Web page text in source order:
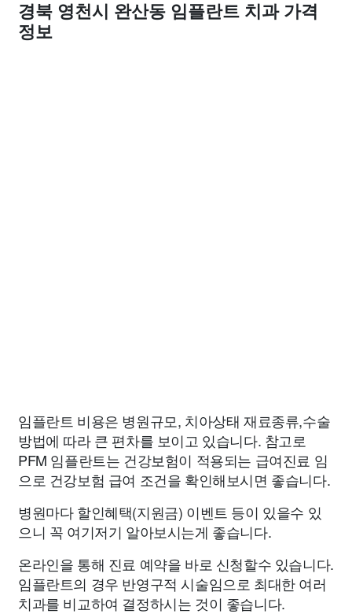
경북 영천시 완산동 임플란트 치과 가격
정보
임플란트 비용은 병원규모, 치아상태 재료종류,수술
방법에 따라 큰 편차를 보이고 있습니다. 참고로
PFM 임플란트는 건강보험이 적용되는 급여진료 임
으로 건강보험 급여 조건을 확인해보시면 좋습니다.
병원마다 할인혜택(지원금) 이벤트 등이 있을수 있
으니 꼭 여기저기 알아보시는게 좋습니다.
온라인을 통해 진료 예약을 바로 신청할수 있습니다.
임플란트의 경우 반영구적 시술임으로 최대한 여러
치과를 비교하여 결정하시는 것이 좋습니다.